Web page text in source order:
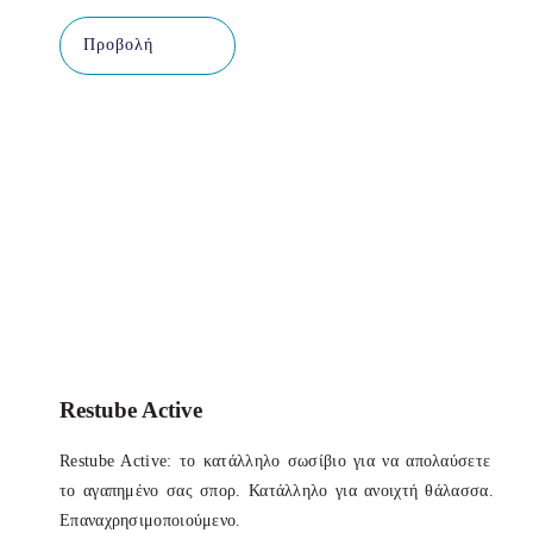
Προβολή
Restube Active
Restube Active: το κατάλληλο σωσίβιο για να απολαύσετε
το αγαπημένο σας σπορ. Κατάλληλο για ανοιχτή θάλασσα.
Επαναχρησιμοποιούμενο.